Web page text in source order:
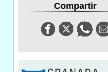
Compartir